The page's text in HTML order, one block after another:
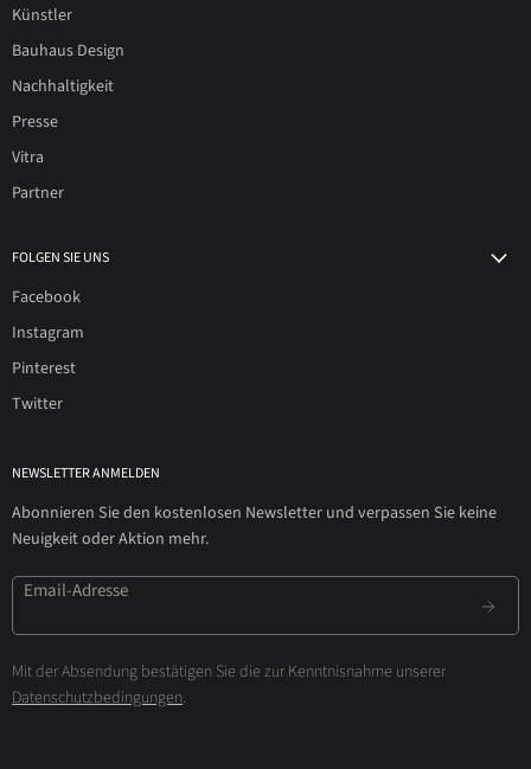
Künstler
Bauhaus Design
Nachhaltigkeit
Presse
Vitra
Partner
FOLGEN SIE UNS
Facebook
Instagram
Pinterest
Twitter
NEWSLETTER ANMELDEN
Abonnieren Sie den kostenlosen Newsletter und verpassen Sie keine
Neuigkeit oder Aktion mehr.
Email-Adresse
Mit der Absendung bestätigen Sie die zur Kenntnisnahme unserer
Datenschutzbedingungen.